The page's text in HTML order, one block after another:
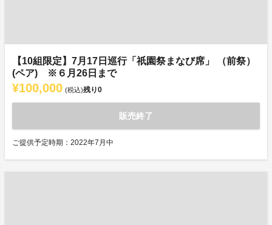
【10組限定】7月17日巡行「祇園祭まなび席」 （前祭）
(ペア) ※６月26日まで
¥100,000 (税込)残り0
販売終了
ご提供予定時期：2022年7月中